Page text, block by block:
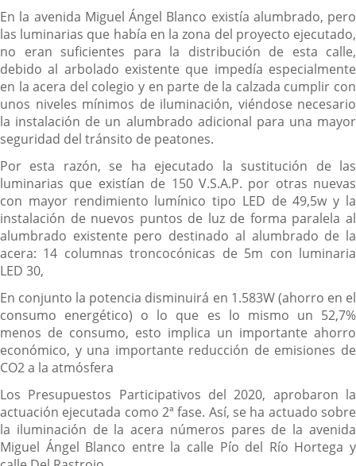
En la avenida Miguel Ángel Blanco existía alumbrado, pero
las luminarias que había en la zona del proyecto ejecutado,
no eran suficientes para la distribución de esta calle,
debido al arbolado existente que impedía especialmente
en la acera del colegio y en parte de la calzada cumplir con
unos niveles mínimos de iluminación, viéndose necesario
la instalación de un alumbrado adicional para una mayor
seguridad del tránsito de peatones.
Por esta razón, se ha ejecutado la sustitución de las
luminarias que existían de 150 V.S.A.P. por otras nuevas
con mayor rendimiento lumínico tipo LED de 49,5w y la
instalación de nuevos puntos de luz de forma paralela al
alumbrado existente pero destinado al alumbrado de la
acera: 14 columnas troncocónicas de 5m con luminaria
LED 30,
En conjunto la potencia disminuirá en 1.583W (ahorro en el
consumo energético) o lo que es lo mismo un 52,7%
menos de consumo, esto implica un importante ahorro
económico, y una importante reducción de emisiones de
CO2 a la atmósfera
Los Presupuestos Participativos del 2020, aprobaron la
actuación ejecutada como 2ª fase. Así, se ha actuado sobre
la iluminación de la acera números pares de la avenida
Miguel Ángel Blanco entre la calle Pío del Río Hortega y